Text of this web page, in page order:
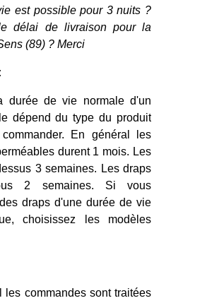
est possible pour 3 nuits ?
délai de livraison pour la
(89) ? Merci
durée de vie normale d'un
dépend du type du produit
En général les
durent 1 mois. Les
3 semaines. Les draps
2 semaines. Si vous
draps d'une durée de vie
choisissez les modèles
les commandes sont traitées